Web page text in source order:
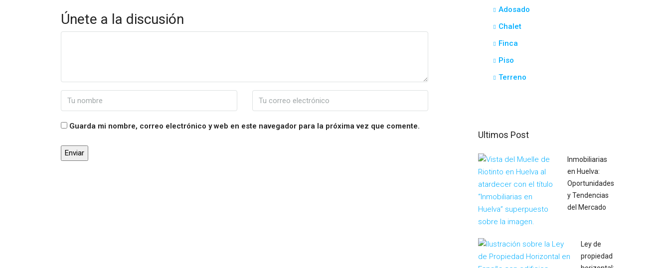
Únete a la discusión
Guarda mi nombre, correo electrónico y web en este navegador para la próxima vez que comente.
Adosado
Chalet
Finca
Piso
Terreno
Ultimos Post
Inmobiliarias
en Huelva:
Oportunidades
y Tendencias
del Mercado
Ley de
propiedad